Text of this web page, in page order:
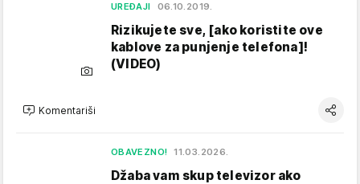
UREĐAJI 06.10.2019.
Rizikujete sve, [ako koristite ove
kablove za punjenje telefona]!
(VIDEO)
Komentariši
OBAVEZNO! 11.03.2026.
Džaba vam skup televizor ako